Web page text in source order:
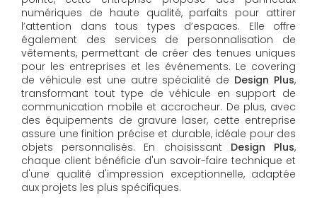
numériques de haute qualité, parfaits pour attirer
l’attention dans tous types d’espaces. Elle offre
également des services de personnalisation de
vêtements, permettant de créer des tenues uniques
pour les entreprises et les événements. Le covering
de véhicule est une autre spécialité de Design Plus,
transformant tout type de véhicule en support de
communication mobile et accrocheur. De plus, avec
des équipements de gravure laser, cette entreprise
assure une finition précise et durable, idéale pour des
objets personnalisés. En choisissant Design Plus,
chaque client bénéficie d'un savoir-faire technique et
d'une qualité d'impression exceptionnelle, adaptée
aux projets les plus spécifiques.